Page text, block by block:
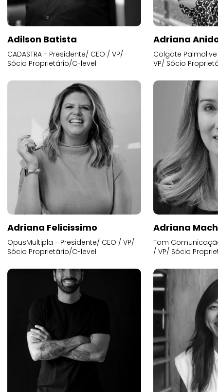
Adilson Batista
CADASTRA - Presidente/ CEO / VP/
Sócio Proprietário/C-level
Adriana
Colgate
VP/ Sócio
Adriana Felicissimo
OpusMultipla - Presidente/ CEO / VP/
Sócio Proprietário/C-level
Adriana
Tom
/ VP/ Sócio